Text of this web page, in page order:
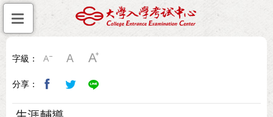
字級：
分享：